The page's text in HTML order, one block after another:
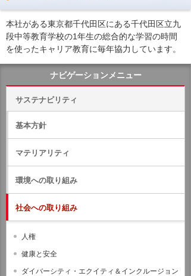
本社がある東京都千代田区にある千代田区立九
段中等教育学校の1年生の総合的な学習の時間
を使ったキャリア教育に毎年協力しています。
ナビゲーションメニュー
サステナビリティ
基本方針
マテリアリティ
環境への取り組み
社会への取り組み
人権
健康と安全
ダイバーシティ・エクイティ＆インクルージョン